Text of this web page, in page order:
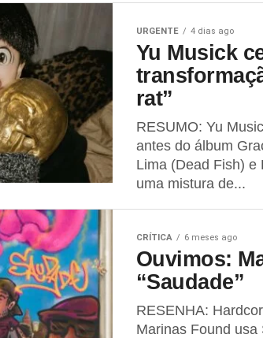
URGENTE 4 dias ago
Yu Musick
rat”
RESUMO: Yu
antes do álbum
Lima (Dead Fish) e
uma mistura de...
CRÍTICA 6 meses ago
Ouvimos:
“Saudade”
RESENHA:
Marinas Found